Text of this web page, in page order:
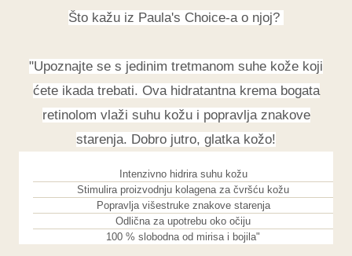
Što kažu iz Paula's Choice-a o njoj?
"Upoznajte se s jedinim tretmanom suhe kože koji
ćete ikada trebati. Ova hidratantna krema bogata
retinolom vlaži suhu kožu i popravlja znakove
starenja. Dobro jutro, glatka kožo!
Intenzivno hidrira suhu kožu
Stimulira proizvodnju kolagena za čvršću kožu
Popravlja višestruke znakove starenja
Odlična za upotrebu oko očiju
100 % slobodna od mirisa i bojila"